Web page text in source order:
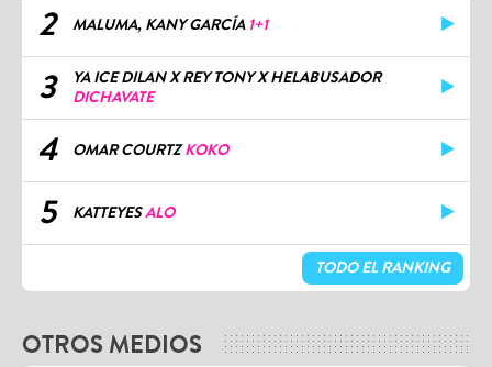
2 MALUMA, KANY GARCÍA 1+1
3
YA ICE DILAN X REY TONY X HELABUSADOR
DICHAVATE
4 OMAR COURTZKOKO
5 KATTEYESALO
TODO EL RANKING
OTROS MEDIOS